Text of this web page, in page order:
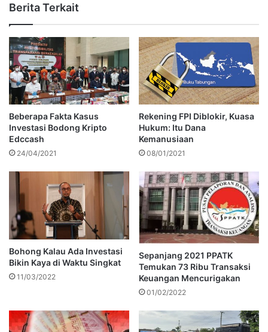
Berita Terkait
Beberapa Fakta Kasus
Investasi Bodong Kripto
Edccash
24/04/2021
Rekening FPI Diblokir, Kuasa
Hukum: Itu Dana
Kemanusiaan
08/01/2021
Bohong Kalau Ada Investasi
Bikin Kaya di Waktu Singkat
11/03/2022
Sepanjang 2021 PPATK
Temukan 73 Ribu Transaksi
Keuangan Mencurigakan
01/02/2022